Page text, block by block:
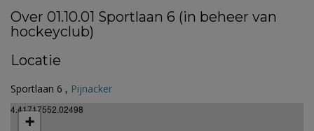
Over 01.10.01 Sportlaan 6 (in beheer van
hockeyclub)
Locatie
Sportlaan 6 , Pijnacker
4.41717552.02498
+